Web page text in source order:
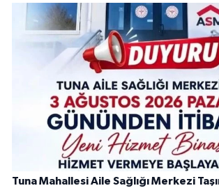
Tuna Mahallesi Aile Sağlığı Merkezi